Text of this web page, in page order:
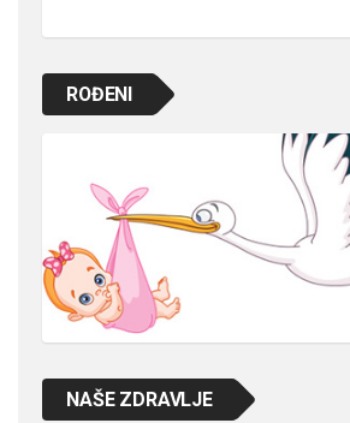
ROĐENI
NAŠE ZDRAVLJE